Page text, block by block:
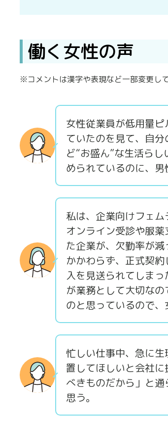
働く女性の声
※コメントは漢字や表現など一部変更して
女性従業員が低用量
ていたのを見て、自
ど“お盛ん”な生活ら
められているのに、男
私は、企業向けフェム
オンライン受診や服
た企業が、欠勤率が
かかわらず、正式契
入を見送られてしま
が業務として大切な
のと思っているので、
忙しい仕事中、急に
置してほしいと会社
べきものだから」と
思う。